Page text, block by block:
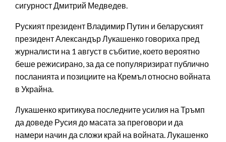
сигурност Дмитрий Медведев.
Руският президент Владимир Путин и беларуският
президент Александър Лукашенко говориха пред
журналисти на 1 август в събитие, което вероятно
беше режисирано, за да се популяризират публично
посланията и позициите на Кремъл относно войната
в Украйна.
Лукашенко критикува последните усилия на Тръмп
да доведе Русия до масата за преговори и да
намери начин да сложи край на войната. Лукашенко